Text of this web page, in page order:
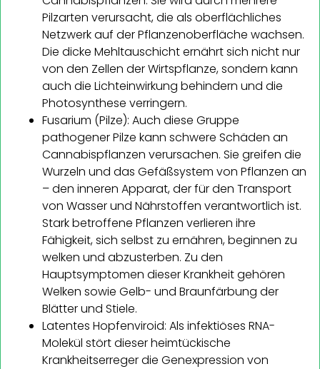
Pilzarten verursacht, die als oberflächliches
Netzwerk auf der Pflanzenoberfläche wachsen.
Die dicke Mehltauschicht ernährt sich nicht nur
von den Zellen der Wirtspflanze, sondern kann
auch die Lichteinwirkung behindern und die
Photosynthese verringern.
Fusarium (Pilze): Auch diese Gruppe
pathogener Pilze kann schwere Schäden an
Cannabispflanzen verursachen. Sie greifen die
Wurzeln und das Gefäßsystem von Pflanzen an
– den inneren Apparat, der für den Transport
von Wasser und Nährstoffen verantwortlich ist.
Stark betroffene Pflanzen verlieren ihre
Fähigkeit, sich selbst zu ernähren, beginnen zu
welken und abzusterben. Zu den
Hauptsymptomen dieser Krankheit gehören
Welken sowie Gelb- und Braunfärbung der
Blätter und Stiele.
Latentes Hopfenviroid: Als infektiöses RNA-
Molekül stört dieser heimtückische
Krankheitserreger die Genexpression von